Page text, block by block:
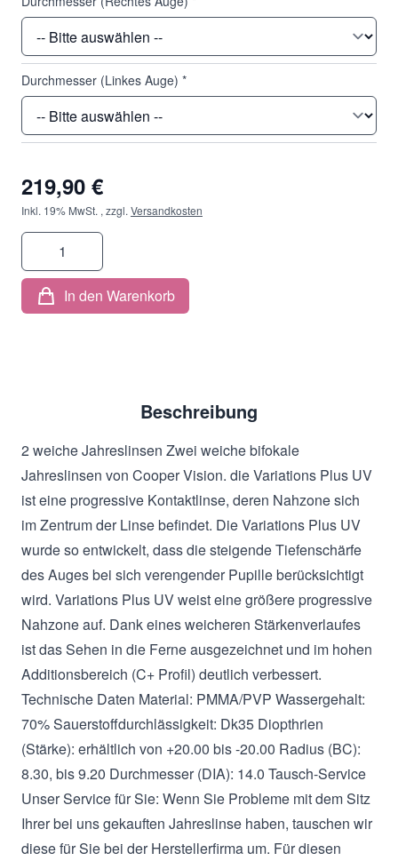
Durchmesser (Linkes Auge) *
219,90 €
Inkl. 19% MwSt. , zzgl. Versandkosten
Menge
In den Warenkorb
Beschreibung
2 weiche Jahreslinsen Zwei weiche bifokale
Jahreslinsen von Cooper Vision. die Variations Plus UV
ist eine progressive Kontaktlinse, deren Nahzone sich
im Zentrum der Linse befindet. Die Variations Plus UV
wurde so entwickelt, dass die steigende Tiefenschärfe
des Auges bei sich verengender Pupille berücksichtigt
wird. Variations Plus UV weist eine größere progressive
Nahzone auf. Dank eines weicheren Stärkenverlaufes
ist das Sehen in die Ferne ausgezeichnet und im hohen
Additionsbereich (C+ Profil) deutlich verbessert.
Technische Daten Material: PMMA/PVP Wassergehalt:
70% Sauerstoffdurchlässigkeit: Dk35 Diopthrien
(Stärke): erhältlich von +20.00 bis -20.00 Radius (BC):
8.30, bis 9.20 Durchmesser (DIA): 14.0 Tausch-Service
Unser Service für Sie: Wenn Sie Probleme mit dem Sitz
Ihrer bei uns gekauften Jahreslinse haben, tauschen wir
diese für Sie bei der Herstellerfirma um. Für diesen